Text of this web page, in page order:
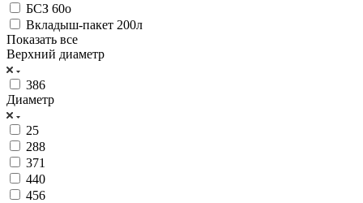
БСЗ 60о
Вкладыш-пакет 200л
Показать все
Верхний диаметр
386
Диаметр
25
288
371
440
456